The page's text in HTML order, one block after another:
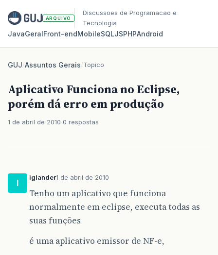
ARQUIVO
Discussoes de Programacao e
Tecnologia
JavaGeralFront‑endMobileSQLJSPHPAndroid
GUJ/Assuntos Gerais/Topico
Aplicativo Funciona no Eclipse,
porém dá erro em produção
1 de abril de 2010 0 respostas
I
iglander1 de abril de 2010
Tenho um aplicativo que funciona
normalmente em eclipse, executa todas as
suas funções
é uma aplicativo emissor de NF-e,